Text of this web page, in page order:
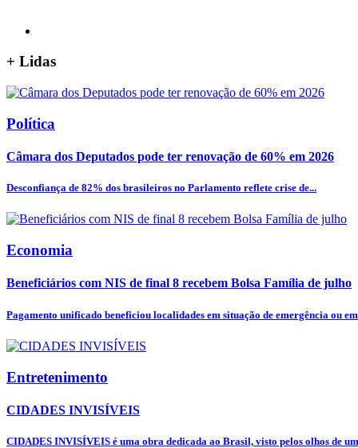
+ Lidas
Política
Câmara dos Deputados pode ter renovação de 60% em 2026
Desconfiança de 82% dos brasileiros no Parlamento reflete crise de...
Economia
Beneficiários com NIS de final 8 recebem Bolsa Família de julho
Pagamento unificado beneficiou localidades em situação de emergência ou em
Entretenimento
CIDADES INVISÍVEIS
CIDADES INVISÍVEIS é uma obra dedicada ao Brasil, visto pelos olhos de